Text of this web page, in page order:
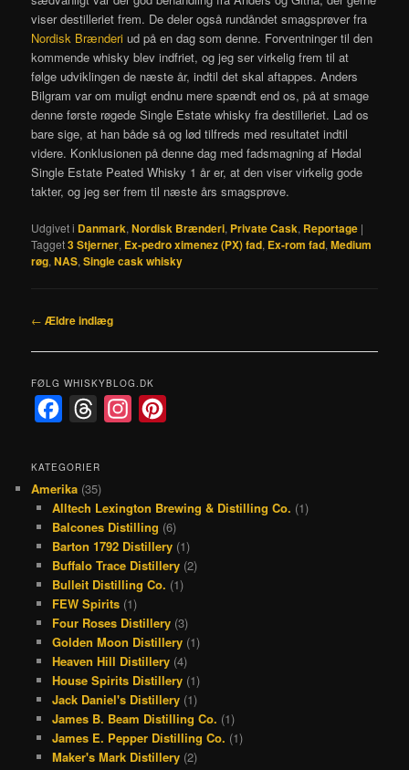
viser destilleriet frem. De deler også rundåndet smagsprøver fra
Nordisk Brænderi ud på en dag som denne. Forventninger til den
kommende whisky blev indfriet, og jeg ser virkelig frem til at
følge udviklingen de næste år, indtil det skal aftappes. Anders
Bilgram var om muligt endnu mere spændt end os, på at smage
denne første røgede Single Estate whisky fra destilleriet. Lad os
bare sige, at han både så og lød tilfreds med resultatet indtil
videre. Konklusionen på denne dag med fadsmagning af Hødal
Single Estate Peated Whisky 1 år er, at den viser virkelig gode
takter, og jeg ser frem til næste års smagsprøve.
Udgivet i Danmark,Nordisk Brænderi, Private Cask, Reportage |
Tagget3 Stjerner, Ex-pedro ximenez (PX) fad, Ex-rom fad,Medium
røg,NAS,Single cask whisky
Indlægsnavigation
← Ældre indlæg
FØLG WHISKYBLOG.DK
c
e
b
o
o
k
r
e
a
d
s
a
g
r
a
m
e
r
e
t
KATEGORIER
Amerika (35)
Alltech Lexington Brewing & Distilling Co. (1)
Balcones Distilling (6)
Barton 1792 Distillery(1)
Buffalo Trace Distillery(2)
Bulleit Distilling Co. (1)
FEW Spirits(1)
Four Roses Distillery(3)
Golden Moon Distillery(1)
Heaven Hill Distillery(4)
House Spirits Distillery(1)
Jack Daniel's Distillery(1)
James B. Beam Distilling Co. (1)
James E. Pepper Distilling Co. (1)
Maker's Mark Distillery(2)